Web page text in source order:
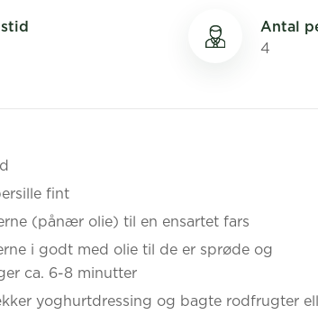
Antal
4
fint
(pånær olie) til en ensartet fars
i godt med olie til de er sprøde og
ca. 6-8 minutter
yoghurtdressing og bagte rodfrugter